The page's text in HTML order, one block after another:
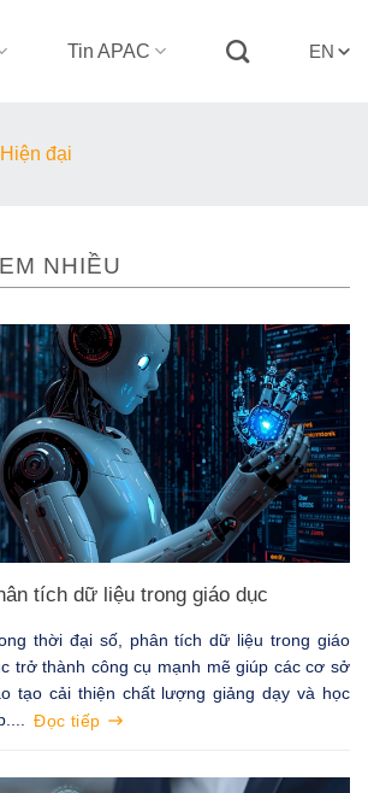
Tin APAC EN
đại
NHIỀU
tích dữ liệu trong giáo dục
thời đại số, phân tích dữ liệu trong giáo
trở thành công cụ mạnh mẽ giúp các cơ sở
tạo cải thiện chất lượng giảng dạy và học
Đọc tiếp